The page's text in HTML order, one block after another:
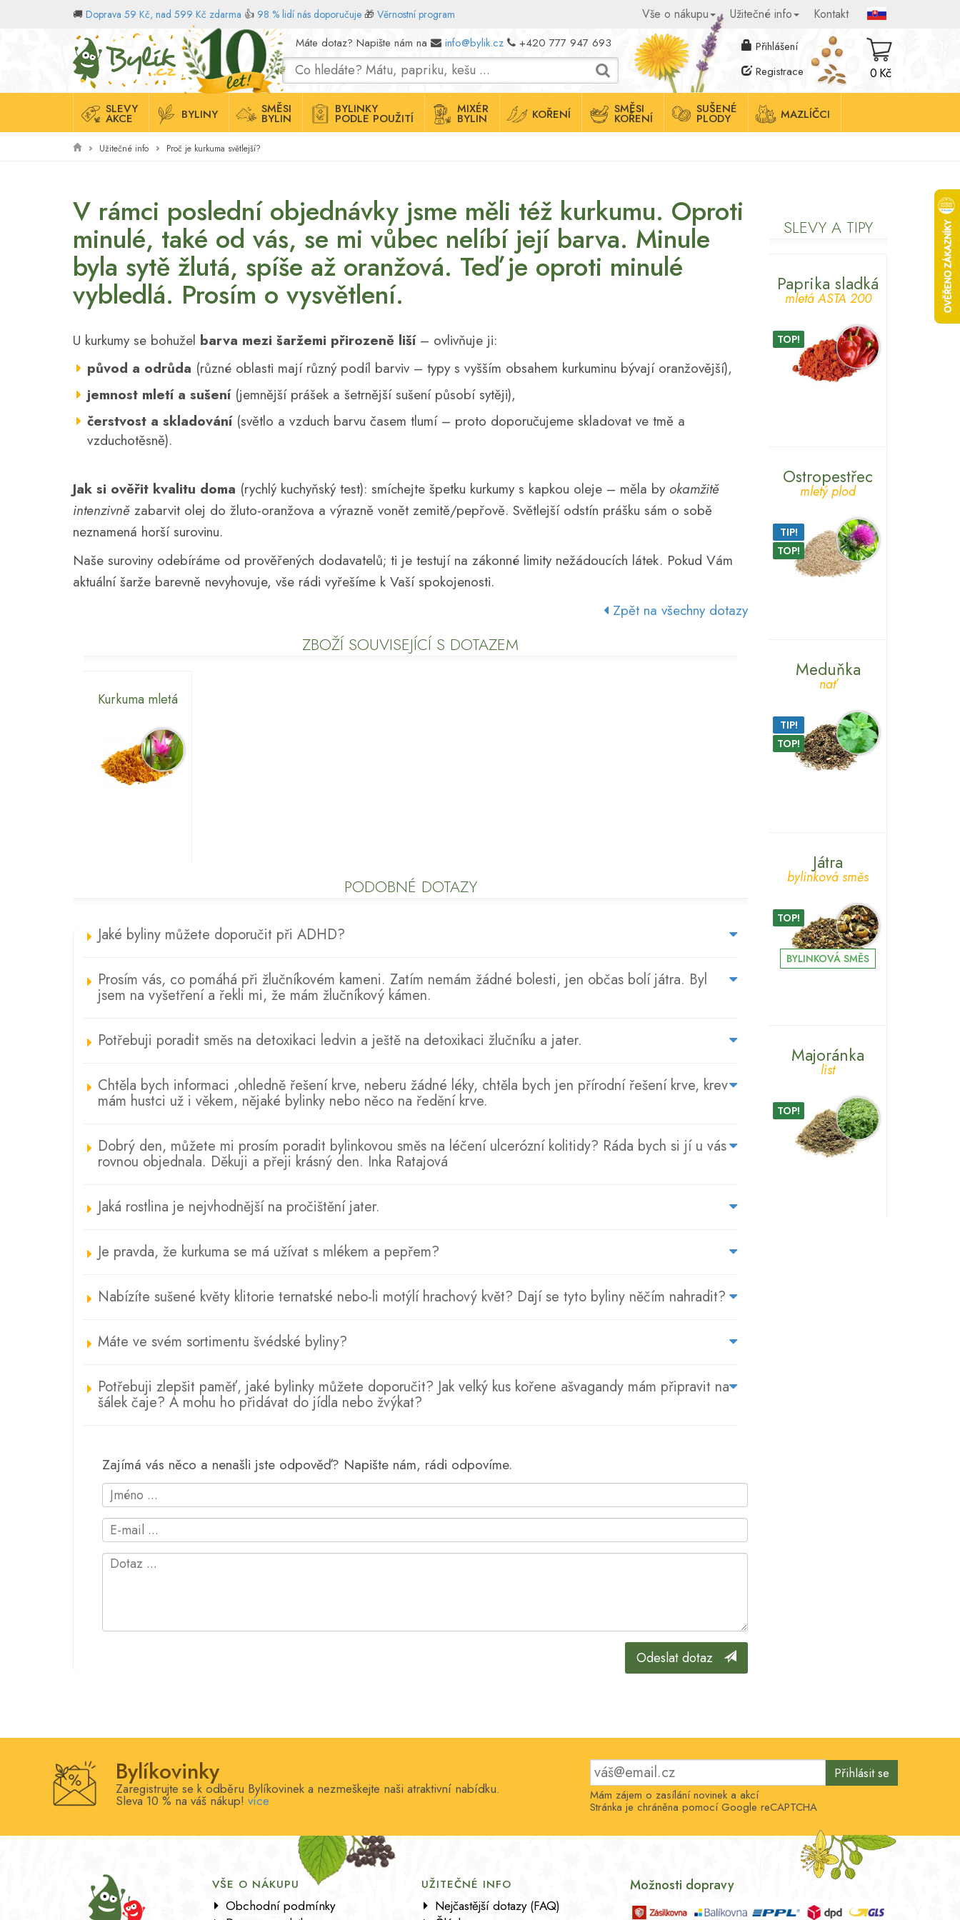
🚚 Doprava 59 Kč, nad 599 Kč zdarma 👍 98 % lidí nás doporučuje 🎁 Věrnostní program Vše o nákupu Užitečné info Kontakt
Domů Máte dotaz? Napište nám na info@bylik.cz +420 777 947 693
Přihlášení
Registrace
0 Kč
SLEVY
AKCE BYLINY SMĚSI
BYLIN
BYLINKY
PODLE POUŽITÍ
MIXÉR
BYLIN KOŘENÍ SMĚSI
KOŘENÍ
SUŠENÉ
PLODY MAZLÍČCI
Užitečné info Proč je kurkuma světlejší?
V rámci poslední objednávky jsme měli též kurkumu. Oproti
minulé, také od vás, se mi vůbec nelíbí její barva. Minule
byla sytě žlutá, spíše až oranžová. Teď je oproti minulé
vybledlá. Prosím o vysvětlení.
U kurkumy se bohužel barva mezi šaržemi přirozeně liší– ovlivňuje ji:
původ a odrůda (různé oblasti mají různý podíl barviv – typy s vyšším obsahem kurkuminu bývají oranžovější),
jemnost mletí a sušení(jemnější prášek a šetrnější sušení působí sytěji),
čerstvost a skladování(světlo a vzduch barvu časem tlumí – proto doporučujeme skladovat ve tmě a
vzduchotěsně).
Jak si ověřit kvalitu doma (rychlý kuchyňský test): smíchejte špetku kurkumy s kapkou oleje – měla by okamžitě
intenzivně zabarvit olej do žluto-oranžova a výrazně vonět zemitě/pepřově. Světlejší odstín prášku sám o sobě
neznamená horší surovinu.
Naše suroviny odebíráme od prověřených dodavatelů; ti je testují na zákonné limity nežádoucích látek. Pokud Vám
aktuální šarže barevně nevyhovuje, vše rádi vyřešíme k Vaší spokojenosti.
Zpět na všechny dotazy
ZBOŽÍ SOUVISEJÍCÍ S DOTAZEM
Kurkuma mletá
PODOBNÉ DOTAZY
Jaké byliny můžete doporučit při ADHD?
Prosím vás, co pomáhá při žlučníkovém kameni. Zatím nemám žádné bolesti, jen občas bolí játra. Byl
jsem na vyšetření a řekli mi, že mám žlučníkový kámen.
Potřebuji poradit směs na detoxikaci ledvin a ještě na detoxikaci žlučníku a jater.
Chtěla bych informaci ,ohledně řešení krve, neberu žádné léky, chtěla bych jen přírodní řešení krve, krev
mám hustci už i věkem, nějaké bylinky nebo něco na ředění krve.
Dobrý den, můžete mi prosím poradit bylinkovou směs na léčení ulcerózní kolitidy? Ráda bych si jí u vás
rovnou objednala. Děkuji a přeji krásný den. Inka Ratajová
Jaká rostlina je nejvhodnější na pročištění jater.
Je pravda, že kurkuma se má užívat s mlékem a pepřem?
Nabízíte sušené květy klitorie ternatské nebo-li motýlí hrachový květ? Dají se tyto byliny něčím nahradit?
Máte ve svém sortimentu švédské byliny?
Potřebuji zlepšit paměť, jaké bylinky můžete doporučit? Jak velký kus kořene ašvagandy mám připravit na
šálek čaje? A mohu ho přidávat do jídla nebo žvýkat?
Zajímá vás něco a nenašli jste odpověď? Napište nám, rádi odpovíme.
Odeslat dotaz
SLEVY A TIPY
Paprika sladká
mletá ASTA 200
TOP!
Ostropestřec
mletý plod
TIP!
TOP!
Meduňka
nať
TIP!
TOP!
Játra
bylinková směs
TOP!
BYLINKOVÁ SMĚS
Majoránka
list
TOP!
Bylíkovinky
Zaregistrujte se k odběru Bylíkovinek a nezmeškejte naši atraktivní nabídku.
Sleva 10 % na váš nákup! více
Přihlásit se
Mám zájem o zasílání novinek a akcí
Stránka je chráněna pomocí Google reCAPTCHA
VŠE O NÁKUPU
Obchodní podmínky
UŽITEČNÉ INFO
Nejčastější dotazy (FAQ)
Možnosti dopravy